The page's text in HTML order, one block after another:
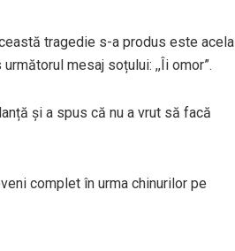
tragedie s-a produs este acela
mesaj soțului: ,,Îi omor”.
și a spus că nu a vrut să facă
complet în urma chinurilor pe